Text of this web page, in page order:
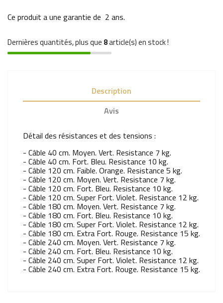
Ce produit a une garantie de 2 ans.
Dernières quantités, plus que 8article(s) en stock !
Description
Avis
Détail des résistances et des tensions :
- Câble 40 cm. Moyen. Vert. Resistance 7 kg.
- Câble 40 cm. Fort. Bleu. Resistance 10 kg.
- Câble 120 cm. Faible. Orange. Resistance 5 kg.
- Câble 120 cm. Moyen. Vert. Resistance 7 kg.
- Câble 120 cm. Fort. Bleu. Resistance 10 kg.
- Câble 120 cm. Super Fort. Violet. Resistance 12 kg.
- Câble 180 cm. Moyen. Vert. Resistance 7 kg.
- Câble 180 cm. Fort. Bleu. Resistance 10 kg.
- Câble 180 cm. Super Fort. Violet. Resistance 12 kg.
- Câble 180 cm. Extra Fort. Rouge. Resistance 15 kg.
- Câble 240 cm. Moyen. Vert. Resistance 7 kg.
- Câble 240 cm. Fort. Bleu. Resistance 10 kg.
- Câble 240 cm. Super Fort. Violet. Resistance 12 kg.
- Câble 240 cm. Extra Fort. Rouge. Resistance 15 kg.